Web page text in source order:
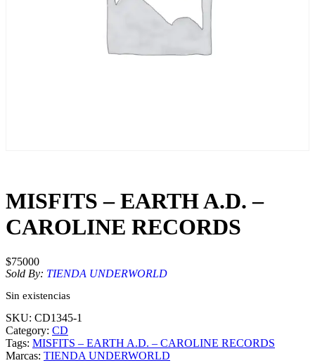
MISFITS – EARTH A.D. –
CAROLINE RECORDS
$75000
Sold By: TIENDA UNDERWORLD
Sin existencias
SKU: CD1345-1
Category: CD
Tags: MISFITS – EARTH A.D. – CAROLINE RECORDS
Marcas: TIENDA UNDERWORLD